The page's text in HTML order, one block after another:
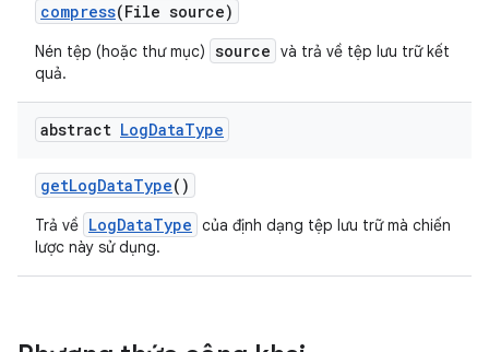
compress(File source)
Nén tệp (hoặc thư mục) source và trả về tệp lưu trữ kết
quả.
abstract LogDataType
getLogDataType()
Trả về LogDataType của định dạng tệp lưu trữ mà chiến
lược này sử dụng.